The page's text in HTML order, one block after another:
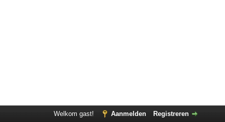
Welkom gast! Aanmelden Registreren